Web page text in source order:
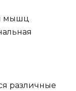
мышц
различные